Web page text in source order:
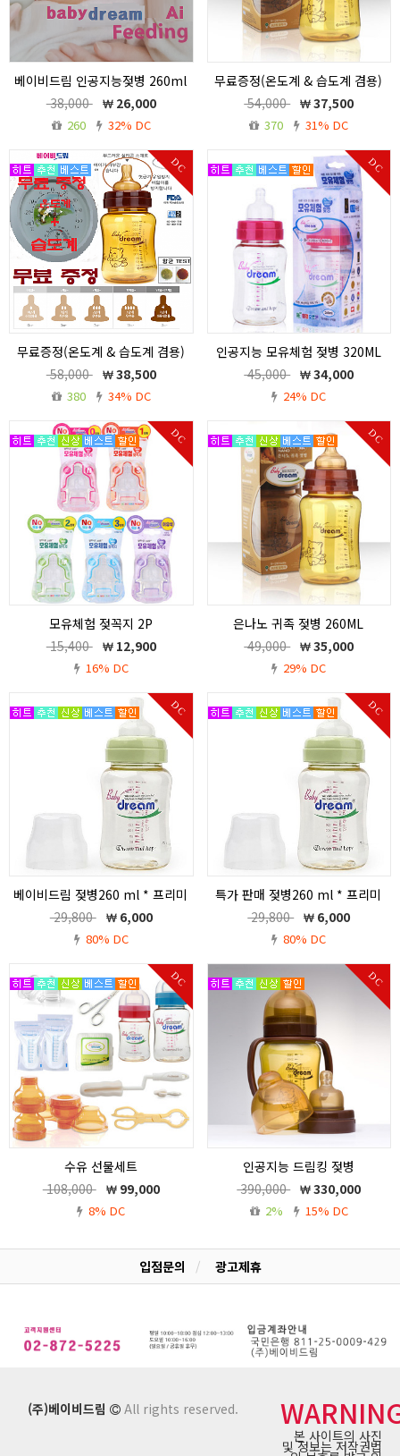
베이비드림 인공지능젖병 260ml
노꼭지 * 유리젖병 노꼭지 (무료증
베이비드림 인공지능젖병 260ml 노꼭
지 * 유리젖병 노꼭지 (무료증정)
38,000 26,000
260 32% DC
무료증정(온도계 & 습도계 겸용)
/ 베이비드림 은Nano 항균 귀족
젖병 260ml 구매고객 선착순 10
명 한정
무료증정(온습도계)/바이러스 예방젖병.
베이비드림 은나노 귀족젖병 260ml
54,000 37,500
370 31% DC
DC
무료증정(온도계 & 습도계 겸용)
/ 베이비드림 은Nano 항균 귀족
젖병 260ml 구매고객 선착순 10
명 한정
무료증정(온습도계)/바이러스 예방젖병.
베이비드림 은나노 귀족젖병 260ml
58,000 38,500
380 34% DC
DC
인공지능 모유체험 젖병 320ML
인공지능 모유체험 젖병 320ML
45,000 34,000
24% DC
DC
모유체험 젖꼭지 2P
모유체험 젖꼭지 2P
15,400 12,900
16% DC
DC
은나노 귀족 젖병 260ML
은나노 귀족 젖병 260ML
49,000 35,000
29% DC
DC
베이비드림 젖병260 ml * 프리미
엄 대상 수상* 특가 판매
특가 판매 <웰빙젖병 260ml <한 부모,
미혼모,다 문화 가정,싱글모,환우가정,다
자녀 가정,저소득 가정, 복지관 등 특가
판매>
29,800 6,000
80% DC
DC
특가 판매 젖병260 ml * 프리미
엄 대상 수상*
특가 판매 <웰빙젖병 260ml <한 부모,
미혼모,다 문화 가정,싱글모,환우가정,다
자녀 가정,저소득 가정, 복지관 등 특가
판매>
29,800 6,000
80% DC
DC
수유 선물세트
108,000
99,000
8% DC
DC
인공지능 드림킹 젖병
인공지능 항균 알아서 척척 최첨단 세계
390,000 330,000
2% 15% DC
입점문의 광고제휴
(주)베이비드림 All rights reserved.
본 사이트의 사진
및 정보는 저작권법